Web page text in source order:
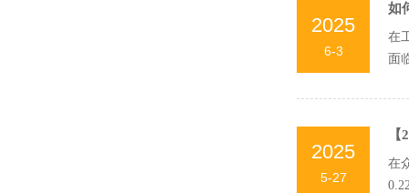
2025
6-3
如
在
面
2025
5-27
在